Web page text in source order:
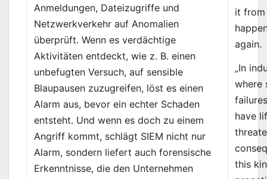
Anmeldungen, Dateizugriffe und
Netzwerkverkehr auf Anomalien
überprüft. Wenn es verdächtige
Aktivitäten entdeckt, wie z. B. einen
unbefugten Versuch, auf sensible
Blaupausen zuzugreifen, löst es einen
Alarm aus, bevor ein echter Schaden
entsteht. Und wenn es doch zu einem
Angriff kommt, schlägt SIEM nicht nur
Alarm, sondern liefert auch forensische
Erkenntnisse, die den Unternehmen
it from
again.
„In
where
have
this